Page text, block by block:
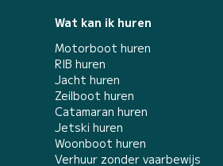
Wat kan ik huren
Motorboot huren
RIB huren
Jacht huren
Zeilboot huren
Catamaran huren
Jetski huren
Woonboot huren
Verhuur zonder vaarbewijs